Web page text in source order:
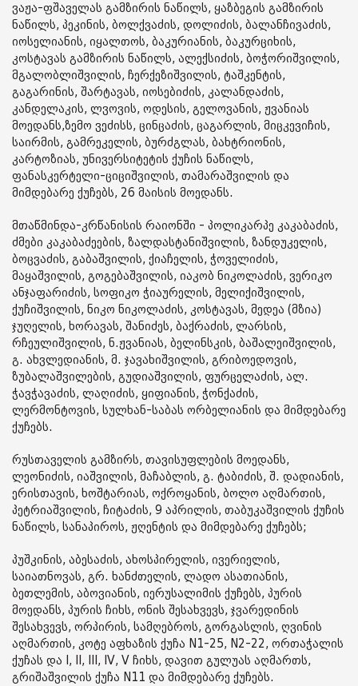
ვაჟა-ფშაველას გამზირის ნაწილს, ყაზბეგის გამზირის
ნაწილს, პეკინის, ბოლქვაძის, დოლიძის, ბალანჩივაძის,
იოსელიანის, იყალთოს, ბაკურიანის, ბაკურციხის,
კოსტავას გამზირის ნაწილს, ალექსიძის, ბოჭორიშვილის,
მგალობლიშვილის, ჩერქეზიშვილის, ტაშკენტის,
გაგარინის, შარტავას, იოსებიძის, კალანდაძის,
კანდელაკის, ლვოვის, ოდესის, გელოვანის, ჟვანიას
მოედანს,ზემო ვეძისს, ცინცაძის, ცაგარლის, მიცკევიჩის,
საირმის, გამრეკელის, ბურძგლას, ბახტრიონის,
კარტოზიას, უნივერსიტეტის ქუჩის ნაწილს,
ფანასკერტელი-ციციშვილის, თამარაშვილის და
მიმდებარე ქუჩებს, 26 მაისის მოედანს.
მთაწმინდა-კრწანისის რაიონში - პოლიკარპე კაკაბაძის,
ძმები კაკაბაძეების, ზალდასტანიშვილის, ზანდუკელის,
ბოცვაძის, გაბაშვილის, ქიაჩელის, ჭოველიძის,
მაყაშვილის, გოგებაშვილის, იაკობ ნიკოლაძის, ვერიკო
ანჯაფარიძის, სოფიკო ჭიაურელის, მელიქიშვილის,
ქუჩიშვილის, ნიკო ნიკოლაძის, კოსტავას, მედეა (მზია)
ჯუღელის, ხორავას, შანიძეს, ბაქრაძის, ლარსის,
რჩეულიშვილის, ნ.ჟვანიას, ბელინსკის, ბაშალეიშვილის,
გ. ახვლედიანის, მ. ჯავახიშვილის, გრიბოედოვის,
ზუბალაშვილების, გუდიაშვილის, ფურცელაძის, ალ.
ჭავჭავაძის, ლაღიძის, ყიფიანის, ჭონქაძის,
ლერმონტოვის, სულხან-საბას ორბელიანის და მიმდებარე
ქუჩებს.
რუსთაველის გამზირს, თავისუფლების მოედანს,
ლეონიძის, იაშვილის, მაჩაბლის, გ. ტაბიძის, შ. დადიანის,
ერისთავის, ხოშტარიას, ოქროყანის, ბოლო აღმართის,
პეტრიაშვილის, ჩიტაძის, 9 აპრილის, თაბუკაშვილის ქუჩის
ნაწილს, სანაპიროს, ჟღენტის და მიმდებარე ქუჩებს;
პუშკინის, აბესაძის, ახოსპირელის, ივერიელის,
საიათნოვას, გრ. ხანძთელის, ლადო ასათიანის,
ბეთლემის, აბოვიანის, იერუსალიმის ქუჩებს, პურის
მოედანს, პურის ჩიხს, ონის შესახვევს, ჯვარედინის
შესახვევს, ორპირის, სამღებროს, გორგასლის, ღვინის
აღმართის, კოტე აფხაზის ქუჩა N1-25, N2-22, ორთაჭალის
ქუჩას და I, II, III, IV, V ჩიხს, დავით გულუას აღმართს,
გრიშაშვილის ქუჩა N11 და მიმდებარე ქუჩებს.